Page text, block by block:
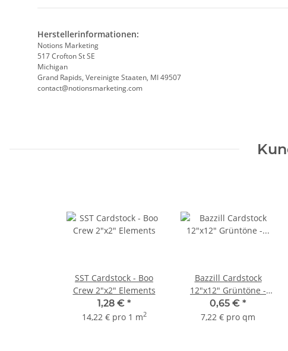
Herstellerinformationen:
Notions Marketing
517 Crofton St SE
Michigan
Grand Rapids, Vereinigte Staaten, MI 49507
contact@notionsmarketing.com
SST Cardstock - Boo
Crew 2"x2" Elements
1,28 € *
14,22 € pro 1 m2
Bazzill Cardstock
12"x12" Grüntöne -
Canteen
0,65 € *
7,22 € pro qm